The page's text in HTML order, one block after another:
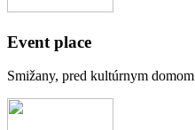
Event place
Smižany, pred kultúrnym domom